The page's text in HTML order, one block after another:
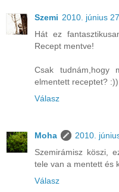
Szemi 2010. június
Hát ez
Recept mentve!
Csak tudnám,hogy
elmentett receptet? :))
Válasz
Moha
2010.
Szemirámisz köszi,
tele van a mentett és
Válasz